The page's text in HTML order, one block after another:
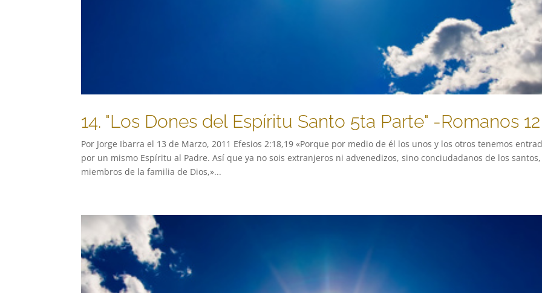
14. "Los Dones del Espíritu Santo 5ta Parte" -Romanos 12
Por Jorge Ibarra el 13 de Marzo, 2011 Efesios 2:18,19 «Porque por medio de él los unos y los otros tenemos
por un mismo Espíritu al Padre. Así que ya no sois extranjeros ni advenedizos, sino conciudadanos de los
miembros de la familia de Dios,»...